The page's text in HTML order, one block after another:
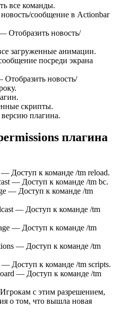
все команды.
сообщение в Actionbar
Отобразить новость/
загруженные анимации.
посреди экрана
Отобразить новость/
скрипты.
плагина.
плагина
Доступ к команде /tm reload.
— Доступ к команде /tm bc.
— Доступ к команде /tm
— Доступ к команде /tm
— Доступ к команде /tm
— Доступ к команде /tm
Доступ к команде /tm scripts.
— Доступ к команде /tm
с этим разрешением,
о том, что вышла новая